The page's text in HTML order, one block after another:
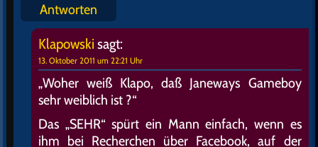
Antworten
Klapowski sagt:
13. Oktober 2011 um 22:21 Uhr
„Woher weiß Klapo, daß Janeways Gameboy
sehr weiblich ist ?“
Das „SEHR“ spürt ein Mann einfach, wenn es
ihm bei Recherchen über Facebook, auf der